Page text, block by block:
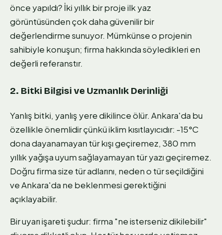
önce yapıldı? İki yıllık bir proje ilk yaz
görüntüsünden çok daha güvenilir bir
değerlendirme sunuyor. Mümkünse o projenin
sahibiyle konuşun; firma hakkında söyledikleri en
değerli referanstır.
2. Bitki Bilgisi ve Uzmanlık Derinliği
Yanlış bitki, yanlış yere dikilince ölür. Ankara'da bu
özellikle önemlidir çünkü iklim kısıtlayıcıdır: -15°C
dona dayanamayan tür kışı geçiremez, 380 mm
yıllık yağışa uyum sağlayamayan tür yazı geçiremez.
Doğru firma size tür adlarını, neden o tür seçildiğini
ve Ankara'da ne beklenmesi gerektiğini
açıklayabilir.
Bir uyarı işareti şudur: firma "ne isterseniz dikilebilir"